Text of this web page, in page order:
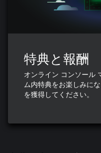
特典と報酬
オンライン コンソール
ム内特典をお楽しみに
を獲得してください。